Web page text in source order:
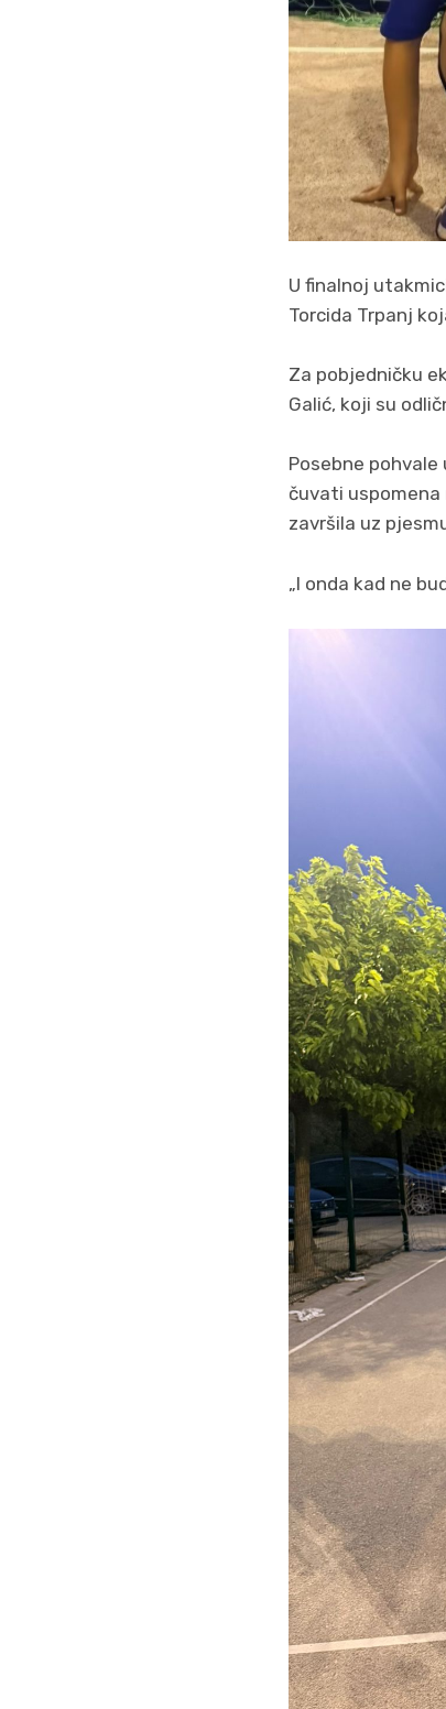
U finalnoj
Torcida Trpanj
Za pobjedničku
Galić, koji su
Posebne
čuvati
završila uz
„I onda kad ne